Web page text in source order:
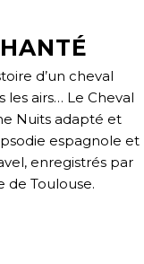
d’un cheval
les airs… Le Cheval
Nuits adapté et
espagnole et
enregistrés par
de Toulouse.